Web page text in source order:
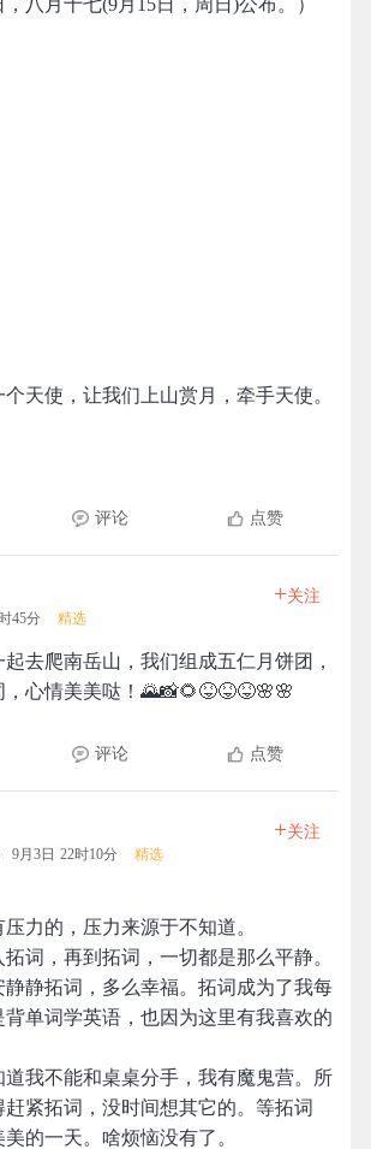
，八月十七(9月15日，周日)公布。）
天使，让我们上山赏月，牵手天使。
评论 点赞
45分 精选
+关注
去爬南岳山，我们组成五仁月饼团，
心情美美哒！🌄📸🌻😝😝😝🌸🌸
评论 点赞
9月3日 22时10分 精选
+关注
力的，压力来源于不知道。
词，再到拓词，一切都是那么平静。
静静拓词，多么幸福。拓词成为了我每
背单词学英语，也因为这里有我喜欢的
道我不能和桌桌分手，我有魔鬼营。所
赶紧拓词，没时间想其它的。等拓词
的一天。啥烦恼没有了。